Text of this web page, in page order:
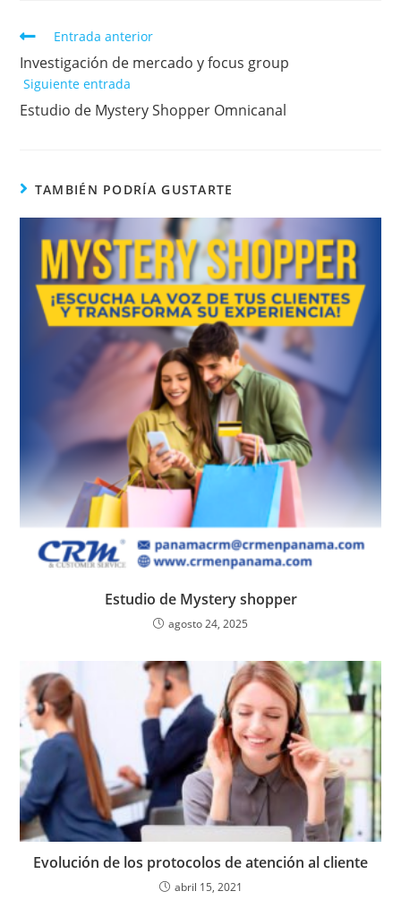
Entrada anterior
Investigación de mercado y focus group
Siguiente entrada
Estudio de Mystery Shopper Omnicanal
TAMBIÉN PODRÍA GUSTARTE
Estudio de Mystery shopper
agosto 24, 2025
Evolución de los protocolos de atención al cliente
abril 15, 2021